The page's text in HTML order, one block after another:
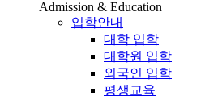
Admission & Education
입학안내
대학 입학
대학원 입학
외국인 입학
평생교육